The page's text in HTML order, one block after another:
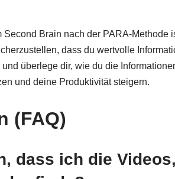
Brain nach der PARA-Methode
dass du wertvolle
überlege dir, wie du die
und deine Produktivität steigern.
(FAQ)
dass ich die